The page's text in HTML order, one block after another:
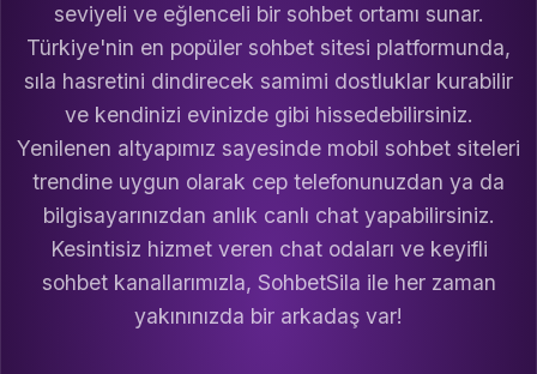
seviyeli ve eğlenceli bir sohbet ortamı sunar.
Türkiye'nin en popüler sohbet sitesi platformunda,
sıla hasretini dindirecek samimi dostluklar kurabilir
ve kendinizi evinizde gibi hissedebilirsiniz.
Yenilenen altyapımız sayesinde mobil sohbet siteleri
trendine uygun olarak cep telefonunuzdan ya da
bilgisayarınızdan anlık canlı chat yapabilirsiniz.
Kesintisiz hizmet veren chat odaları ve keyifli
sohbet kanallarımızla, SohbetSila ile her zaman
yakınınızda bir arkadaş var!